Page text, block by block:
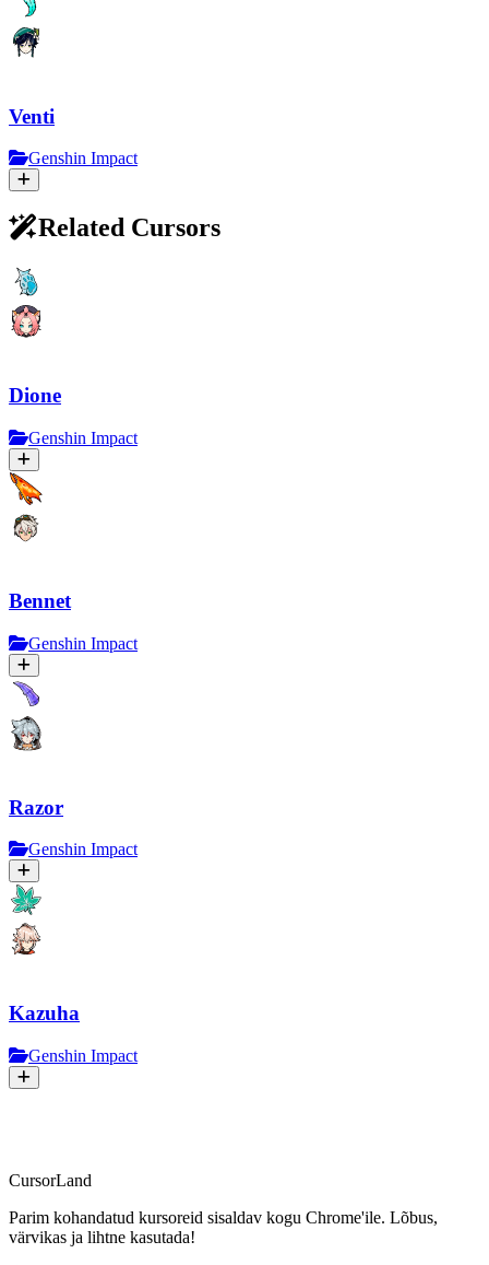
Venti
Genshin Impact
Related Cursors
Dione
Genshin Impact
Bennet
Genshin Impact
Razor
Genshin Impact
Kazuha
Genshin Impact
CursorLand
Parim kohandatud kursoreid sisaldav kogu Chrome'ile. Lõbus,
värvikas ja lihtne kasutada!